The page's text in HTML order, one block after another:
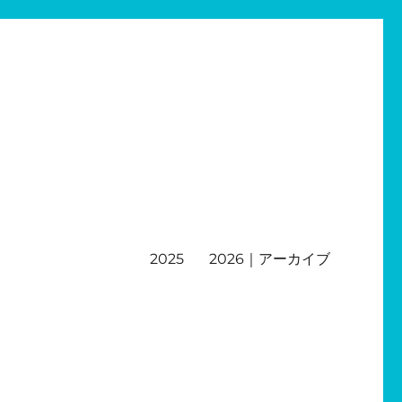
2025 2026｜アーカイブ